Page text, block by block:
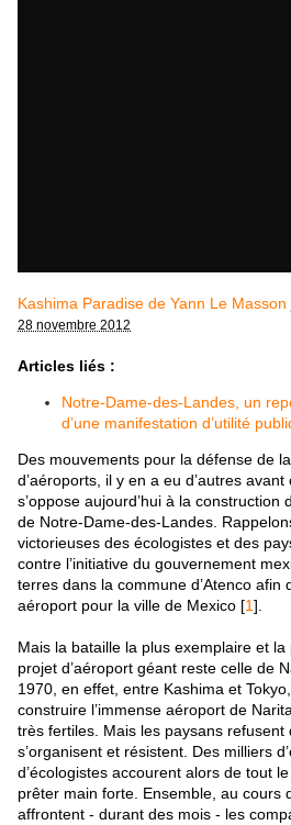
Kashima Paradise de Yann Le Masson
28 novembre 2012
Articles liés :
Notre-Dame-des-Landes, un
d’une manifestation d’utilité
Des mouvements pour la défense de
d’aéroports, il y en a eu d’autres
s’oppose aujourd’hui à la construction
de Notre-Dame-des-Landes.
victorieuses des écologistes et des
contre l’initiative du gouvernement
terres dans la commune d’Atenco afin
aéroport pour la ville de Mexico [1].
Mais la bataille la plus exemplaire et
projet d’aéroport géant reste celle de
1970, en effet, entre Kashima et
construire l’immense aéroport de
très fertiles. Mais les paysans refusent
s’organisent et résistent. Des milliers
d’écologistes accourent alors de tout
prêter main forte. Ensemble, au cours
affrontent - durant des mois - les